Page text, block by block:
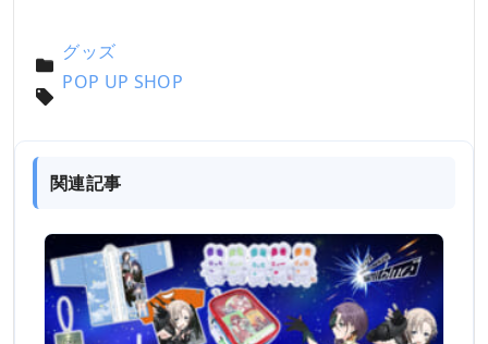
グッズ
POP UP SHOP
関連記事